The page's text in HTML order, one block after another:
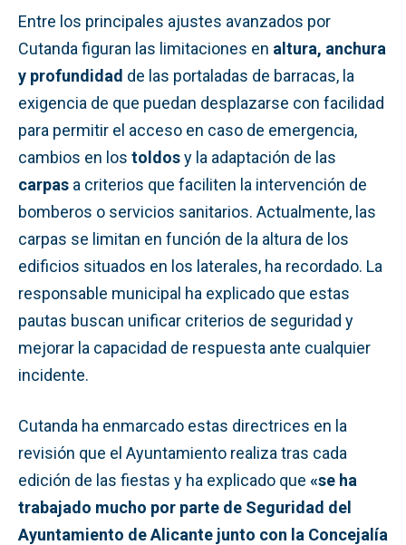
Entre los principales ajustes avanzados por
Cutanda figuran las limitaciones en altura, anchura
y profundidad de las portaladas de barracas, la
exigencia de que puedan desplazarse con facilidad
para permitir el acceso en caso de emergencia,
cambios en los toldosy la adaptación de las
carpas a criterios que faciliten la intervención de
bomberos o servicios sanitarios. Actualmente, las
carpas se limitan en función de la altura de los
edificios situados en los laterales, ha recordado. La
responsable municipal ha explicado que estas
pautas buscan unificar criterios de seguridad y
mejorar la capacidad de respuesta ante cualquier
incidente.
Cutanda ha enmarcado estas directrices en la
revisión que el Ayuntamiento realiza tras cada
edición de las fiestas y ha explicado que «se ha
trabajado mucho por parte de Seguridad del
Ayuntamiento de Alicante junto con la Concejalía